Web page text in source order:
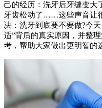
己的经历：洗牙后牙缝变大
牙齿松动了……这些声音让
决：洗牙到底要不要做?今
适”背后的真实原因，并整
考，帮助大家做出更明智的